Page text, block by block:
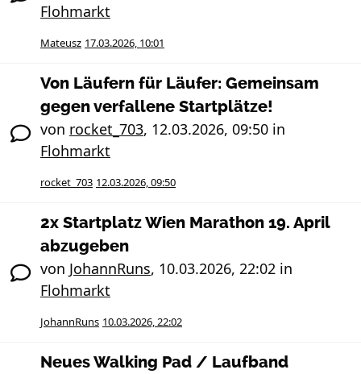
Flohmarkt
Mateusz 17.03.2026, 10:01
Von Läufern für Läufer: Gemeinsam
gegen verfallene Startplätze!
von rocket_703, 12.03.2026, 09:50 in
Flohmarkt
rocket_703 12.03.2026, 09:50
2x Startplatz Wien Marathon 19. April
abzugeben
von JohannRuns, 10.03.2026, 22:02 in
Flohmarkt
JohannRuns 10.03.2026, 22:02
Neues Walking Pad / Laufband